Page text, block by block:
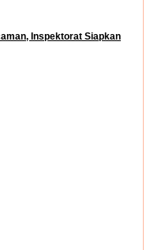
Inspektorat Siapkan